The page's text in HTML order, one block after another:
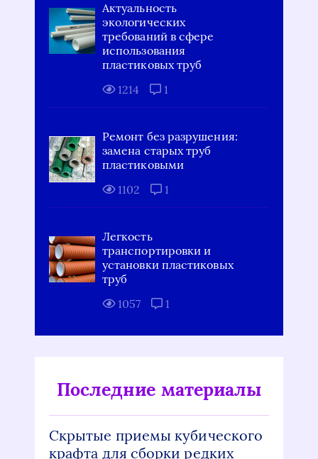
Актуальность
экологических
требований в сфере
использования
пластиковых труб
1214
1
Ремонт без разрушения:
замена старых труб
пластиковыми
1102
1
Легкость
транспортировки и
установки пластиковых
труб
1057
1
Последние материалы
Скрытые приемы кубического
крафта для сборки редких